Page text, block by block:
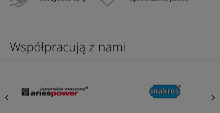
Współpracują z nami